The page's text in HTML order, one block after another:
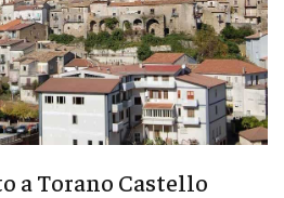
Torano Castello